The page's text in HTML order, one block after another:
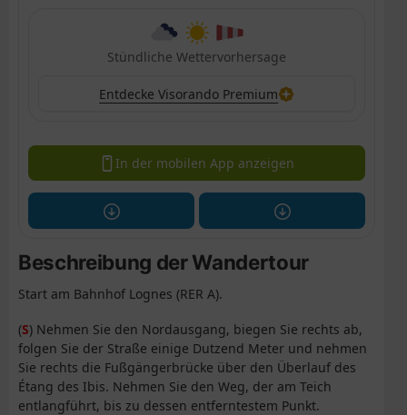
Stündliche Wettervorhersage
Entdecke Visorando Premium
In der mobilen App anzeigen
Beschreibung der Wandertour
Start am Bahnhof Lognes (RER A).
(S) Nehmen Sie den Nordausgang, biegen Sie rechts ab,
folgen Sie der Straße einige Dutzend Meter und nehmen
Sie rechts die Fußgängerbrücke über den Überlauf des
Étang des Ibis. Nehmen Sie den Weg, der am Teich
entlangführt, bis zu dessen entferntestem Punkt.